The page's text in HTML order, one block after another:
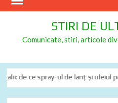
STIRI DE
Comunicate, stiri, articole
de ce spray-ul de lanț și uleiul